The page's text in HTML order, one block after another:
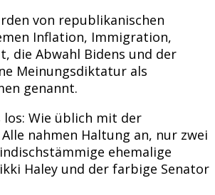
von republikanischen
Inflation, Immigration,
die Abwahl Bidens und der
Meinungsdiktatur als
genannt.
los: Wie üblich mit der
nahmen Haltung an, nur zwei
ehemalige
Haley und der farbige Senator